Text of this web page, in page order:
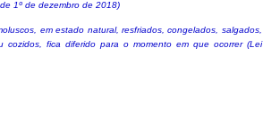
1º de dezembro de 2018)
em estado natural, resfriados, congelados, salgados,
cozidos, fica diferido para o momento em que ocorrer (Lei